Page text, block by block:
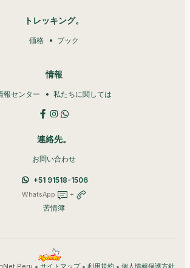
トレッキング。
価格 ブック
情報
報センター 私たちに関しては
連絡先。
お問い合わせ
+51 91518-1506
WhatsApp +
苦情簿
Peru • • •